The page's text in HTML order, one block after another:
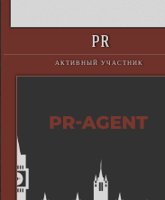
PR
АКТИВНЫЙ УЧАСТНИК